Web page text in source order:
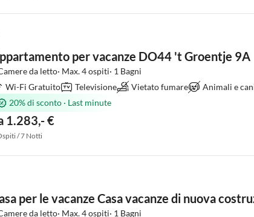
per vacanze DO44 't Groentje 9A
da letto· Max. 4 ospiti· 1 Bagni
Wi-Fi Gratuito
Televisione Vietato fumare Animali e
20% di sconto · Last minute
1.283,- €
/ 7 Notti
per le vacanze Casa vacanze di nuova
da letto· Max. 4 ospiti· 1 Bagni